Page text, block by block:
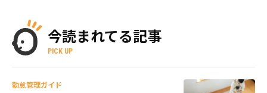
今読まれてる記事
PICK UP
勤怠管理ガイド